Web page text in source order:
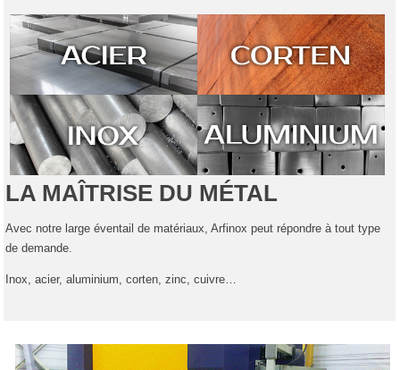
LA MAÎTRISE DU MÉTAL
Avec notre large éventail de matériaux, Arfinox peut répondre à tout type
de demande.
Inox, acier, aluminium, corten, zinc, cuivre…